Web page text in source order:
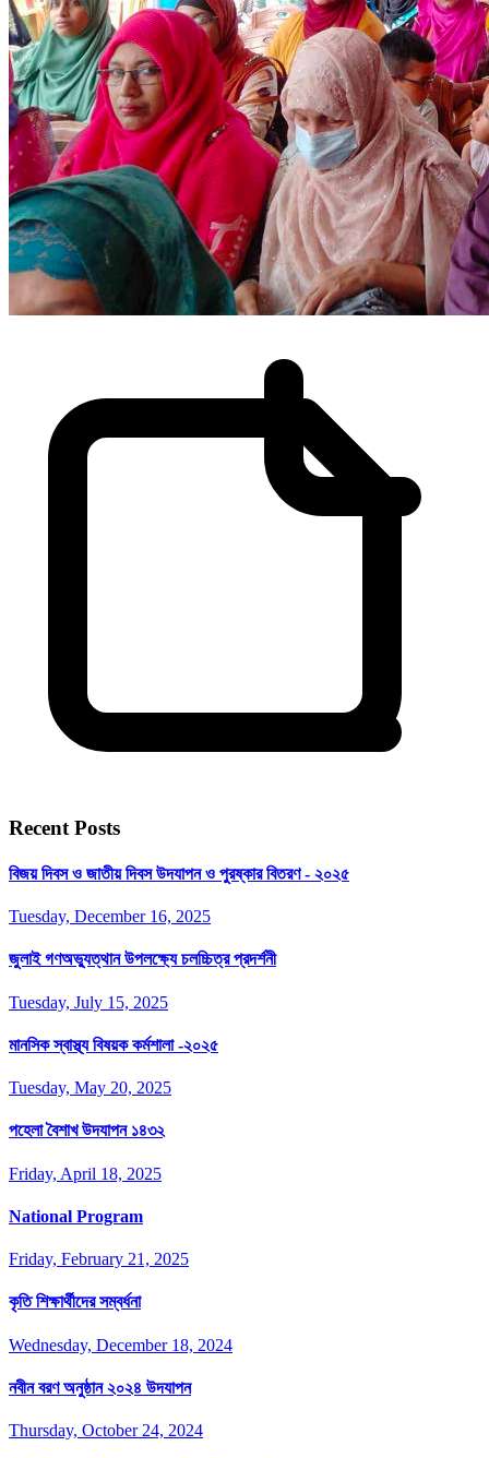
Recent Posts
বিজয় দিবস ও জাতীয় দিবস উদযাপন ও পুরষ্কার বিতরণ - ২০২৫
Tuesday, December 16, 2025
জুলাই গণঅভ্যুত্থান উপলক্ষ্যে চলচ্চিত্র প্রদর্শনী
Tuesday, July 15, 2025
মানসিক স্বাস্থ্য বিষয়ক কর্মশালা -২০২৫
Tuesday, May 20, 2025
পহেলা বৈশাখ উদযাপন ১৪৩২
Friday, April 18, 2025
National Program
Friday, February 21, 2025
কৃতি শিক্ষার্থীদের সম্বর্ধনা
Wednesday, December 18, 2024
নবীন বরণ অনুষ্ঠান ২০২৪ উদযাপন
Thursday, October 24, 2024